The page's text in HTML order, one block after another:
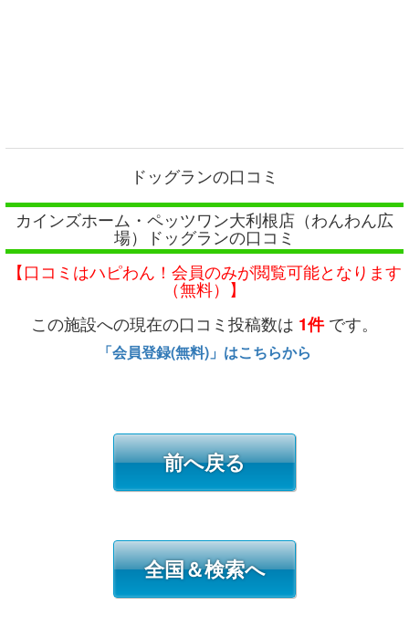
ドッグランの口コミ
カインズホーム・ペッツワン大利根店（わんわん広
場）ドッグランの口コミ
【口コミはハピわん！会員のみが閲覧可能となります
（無料）】
この施設への現在の口コミ投稿数は 1件です。
「会員登録(無料)」はこちらから
前へ戻る
全国＆検索へ